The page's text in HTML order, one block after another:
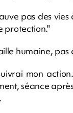
pas des
protection."
humaine, pas
mon
séance